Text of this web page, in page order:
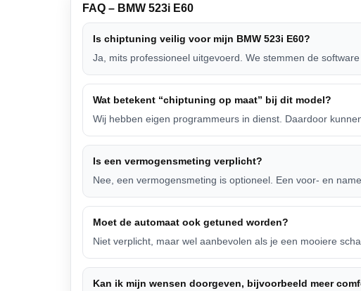
FAQ – BMW 523i E60
Is chiptuning veilig voor mijn BMW 523i E60?
Ja, mits professioneel uitgevoerd. We stemmen de
Wat betekent “chiptuning op maat” bij dit model?
Wij hebben eigen programmeurs in dienst. Daardoor
Is een vermogensmeting verplicht?
Nee, een vermogensmeting is optioneel. Een voor- en
Moet de automaat ook getuned worden?
Niet verplicht, maar wel aanbevolen als je een mooiere
Kan ik mijn wensen doorgeven, bijvoorbeeld meer